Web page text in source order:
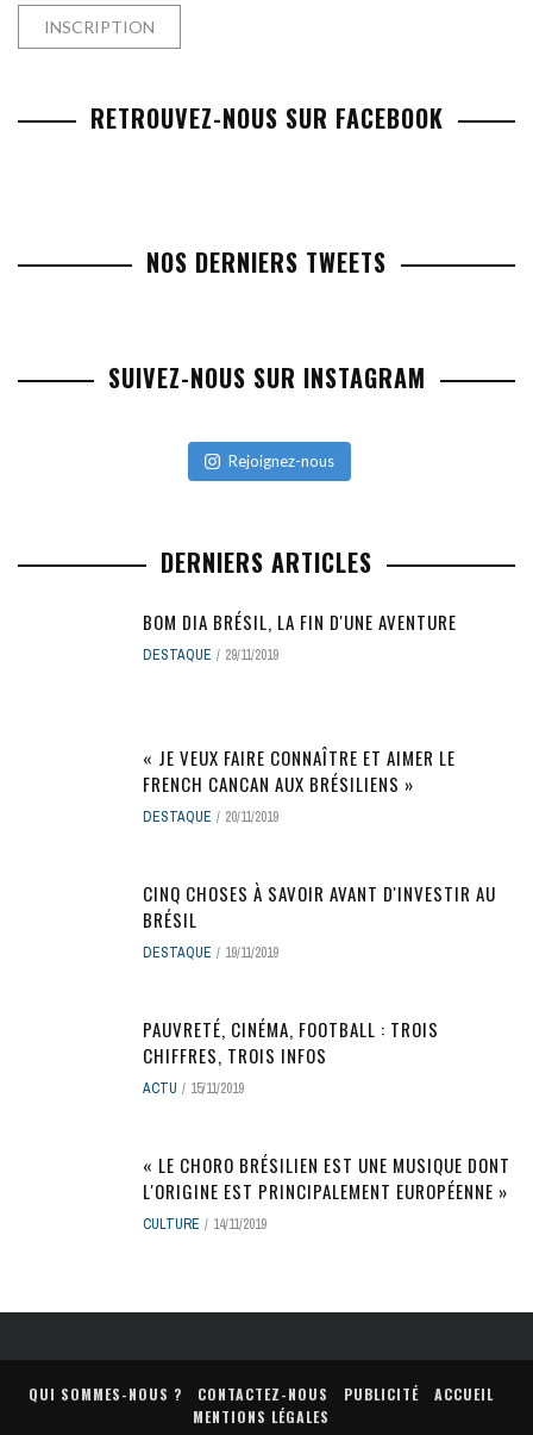
RETROUVEZ-NOUS SUR FACEBOOK
NOS DERNIERS TWEETS
SUIVEZ-NOUS SUR INSTAGRAM
Rejoignez-nous
DERNIERS ARTICLES
BOM DIA BRÉSIL, LA FIN D'UNE AVENTURE
DESTAQUE 29/11/2019
« JE VEUX FAIRE CONNAÎTRE ET AIMER LE
FRENCH CANCAN AUX BRÉSILIENS »
DESTAQUE 20/11/2019
CINQ CHOSES À SAVOIR AVANT D'INVESTIR AU
BRÉSIL
DESTAQUE 19/11/2019
PAUVRETÉ, CINÉMA, FOOTBALL : TROIS
CHIFFRES, TROIS INFOS
ACTU 15/11/2019
« LE CHORO BRÉSILIEN EST UNE MUSIQUE DONT
L'ORIGINE EST PRINCIPALEMENT EUROPÉENNE »
CULTURE 14/11/2019
QUI SOMMES-NOUS ? CONTACTEZ-NOUS PUBLICITÉ
ACCUEIL
MENTIONS LÉGALES